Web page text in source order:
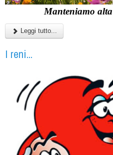
Manteniamo
Leggi tutto...
I reni...